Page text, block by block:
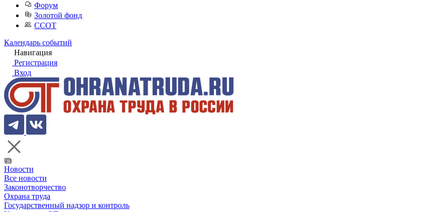
Форум
Золотой фонд
ССОТ
Календарь событий
Навигация
Регистрация
Вход
Новости
Все новости
Законотворчество
Охрана труда
Государственный надзор и контроль